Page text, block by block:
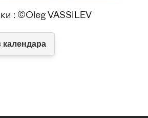
: ©Oleg VASSILEV